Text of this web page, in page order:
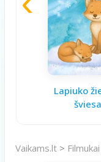
Lapiuko
šviesa
Vaikams.lt > Filmukai